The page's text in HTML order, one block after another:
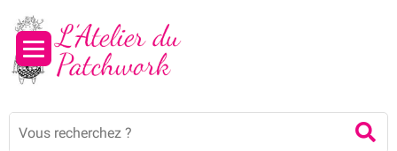
Mots
Panneau de gestion des cookies